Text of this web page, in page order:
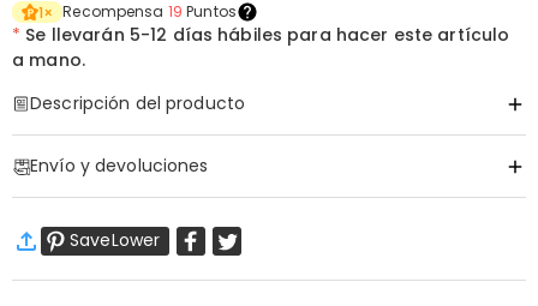
1× Recompensa 19 Puntos
* Se llevarán 5-12 días hábiles para hacer este artículo
a mano.
Descripción del producto
Envío y devoluciones
Envío Estándar:9-18
Días Laborables
SaveLower